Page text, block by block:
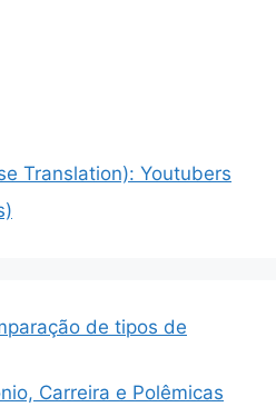
Translation): Youtubers
de tipos de
Carreira e Polêmicas